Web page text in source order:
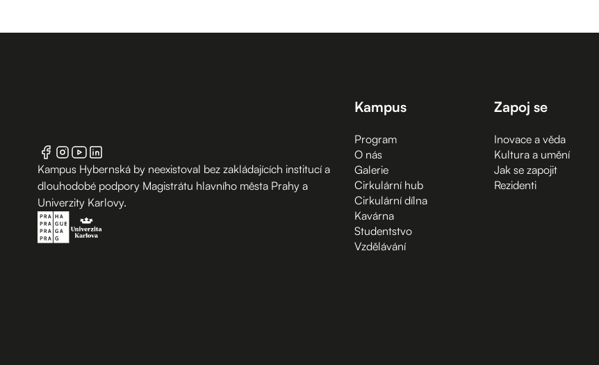
Kampus Hybernská by neexistoval bez zakládajících institucí a
dlouhodobé podpory Magistrátu hlavního města Prahy a
Univerzity Karlovy.
Kampus
Program
O nás
Galerie
Cirkulární hub
Cirkulární dílna
Kavárna
Studentstvo
Vzdělávání
Zapoj se
Inovace a věda
Kultura a umění
Jak se zapojit
Rezidenti